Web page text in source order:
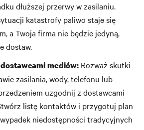
dłuższej przerwy w zasilaniu.
katastrofy paliwo staje się
a Twoja firma nie będzie jedyną,
dostaw.
mediów: Rozważ skutki
zasilania, wody, telefonu lub
uzgodnij z dostawcami
listę kontaktów i przygotuj plan
niedostępności tradycyjnych